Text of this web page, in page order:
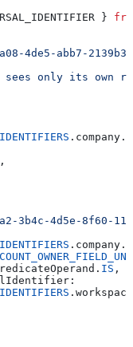
}
4de5-abb7-
only its own
. company .
,
3b4c-4d5e-8f60-
. company .
. IS ,
.